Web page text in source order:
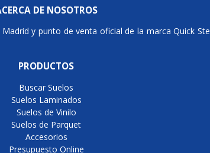
DE NOSOTROS
y punto de venta oficial de la marca Quick
PRODUCTOS
Buscar Suelos
Suelos Laminados
Suelos de Vinilo
Suelos de Parquet
Accesorios
Presupuesto Online